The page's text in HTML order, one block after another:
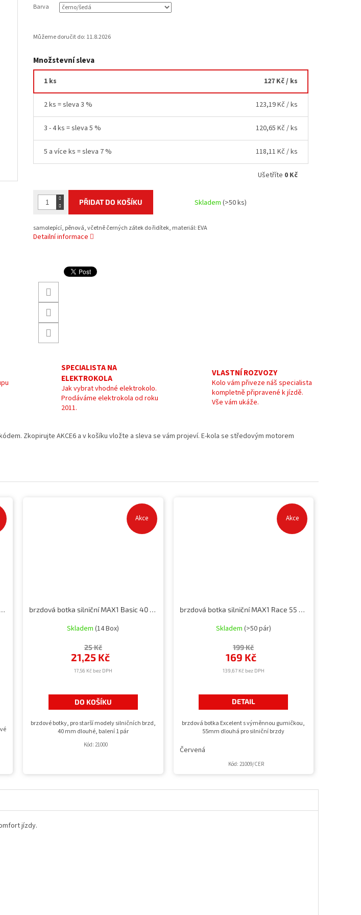
Barva
Můžeme doručit do: 11.8.2026
Množstevní sleva
1 ks 127 Kč/ ks
2 ks = sleva 3 % 123,19 Kč / ks
3 - 4 ks = sleva 5 % 120,65 Kč / ks
5 a více ks = sleva 7 % 118,11 Kč / ks
Ušetříte 0 Kč
PŘIDAT DO KOŠÍKU Skladem(>50 ks)
samolepící, pěnová, včetně černých zátek do řidítek, materiál: EVA
Detailní informace
SPECIALISTA NA
ELEKTROKOLA
Jak vybrat vhodné elektrokolo.
Prodáváme elektrokola od roku
2011.
VLASTNÍ ROZVOZY
Kolo vám přiveze náš specialista
kompletně připravené k jízdě.
Vše vám ukáže.
Zkopirujte AKCE6 a v košíku vložte a sleva se vám projeví. E-kola se středovým motorem
brzdová gumička MAX1 CARBON RIM 55mm silniční
Akce
brzdová botka silniční MAX1 Basic 40 mm
Skladem(14 Box)
17,56 Kč bez DPH
21,25 Kč
25 Kč
DO KOŠÍKU
brzdové botky, pro starší modely silničních brzd,
40 mm dlouhé, balení 1 pár
Kód: 21000
Akce
brzdová botka silniční MAX1 Race 55 mm výměnná červený elox
Skladem (>50 pár)
139,67 Kč bez DPH
169 Kč
199 Kč
DETAIL
brzdová botka Excelent s výměnnou gumičkou,
55mm dlouhá pro silniční brzdy
Červená
Kód: 21009/CER
jízdy.